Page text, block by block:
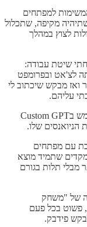
למפתחים
מקיפה, שתכלול
לצוץ במהלך
שיטת עבודה:
לצ'אט ובפרומפט
ואז מבקש שיכתוב לי
עליהם.
זה עובד מצויין ועובד אפילו יותר טוב כשאני משתמש בCustom GPT
הניואנסים שלו.
עם מפתחים
מקדים שתמיד מוצא
מבלי תלות בגורם
של "משחק
פשוט בכל פעם
פידבק.